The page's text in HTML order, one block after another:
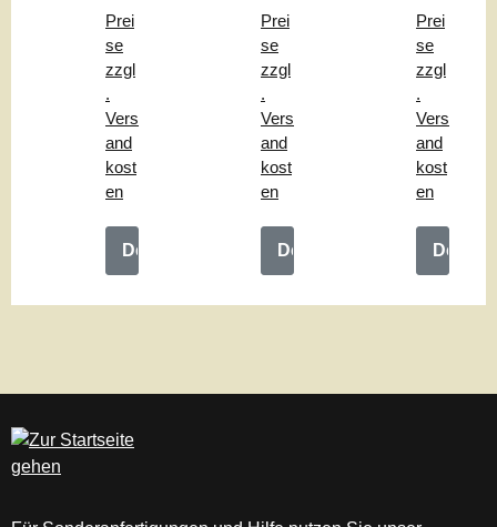
"
Prei
se
zzgl
.
Vers
and
kost
en
Details
hle
"
Prei
se
zzgl
.
Vers
and
kost
en
Details
ng
"
Prei
se
zzgl
.
Vers
and
kost
en
Details